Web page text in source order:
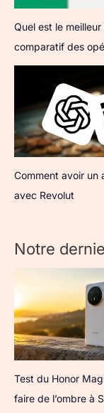
Quel est le
comparatif des
Comment avoir un
avec Revolut
Notre
Test du Honor
faire de l’ombre à